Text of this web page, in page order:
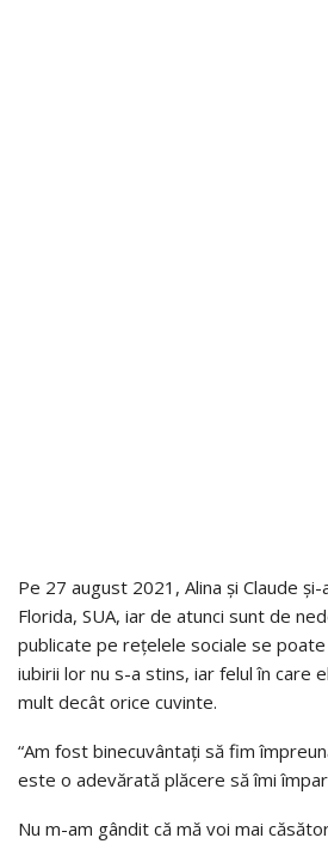
Pe 27 august 2021, Alina și Claude
Florida, SUA, iar de atunci sunt de
publicate pe rețelele sociale se
iubirii lor nu s-a stins, iar felul în care
mult decât orice cuvinte.
“Am fost binecuvântați să fim
este o adevărată plăcere să îmi
Nu m-am gândit că mă voi mai